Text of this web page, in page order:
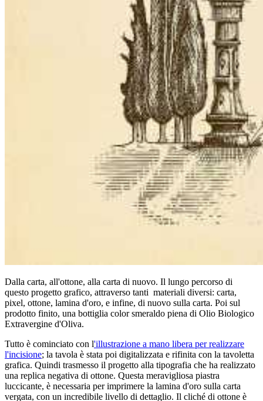
Dalla carta, all'ottone, alla carta di nuovo. Il lungo percorso di
questo progetto grafico, attraverso tanti materiali diversi: carta,
pixel, ottone, lamina d'oro, e infine, di nuovo sulla carta. Poi sul
prodotto finito, una bottiglia color smeraldo piena di Olio Biologico
Extravergine d'Oliva.
Tutto è cominciato con l'illustrazione a mano libera per realizzare
l'incisione; la tavola è stata poi digitalizzata e rifinita con la tavoletta
grafica. Quindi trasmesso il progetto alla tipografia che ha realizzato
una replica negativa di ottone. Questa meravigliosa piastra
luccicante, è necessaria per imprimere la lamina d'oro sulla carta
vergata, con un incredibile livello di dettaglio. Il cliché di ottone è